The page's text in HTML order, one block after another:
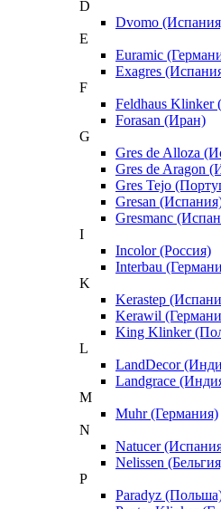
D
Dvomo
E
Euramic
Exagres
F
Feldhaus Klinker
Forasan (Иран)
G
Gres de Alloza
Gres de Aragon
Gres Tejo
Gresan
Gresmanc
I
Incolor (Россия)
Interbau
K
Kerastep
Kerawil
King Klinker
L
LandDecor
Landgrace
M
Muhr (Германия)
N
Natucer
Nelissen
P
Paradyz